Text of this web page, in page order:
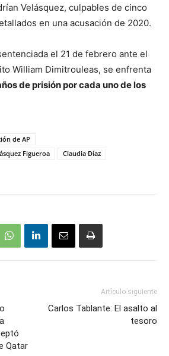
Velásquez, culpables de cinco
en una acusación de 2020.
el 21 de febrero ante el
William Dimitrouleas, se enfrenta
de prisión por cada uno de los
de AP
Figueroa
Claudia Díaz
Qatar
Artículo siguiente
Carlos Tablante: El asalto al
tesoro